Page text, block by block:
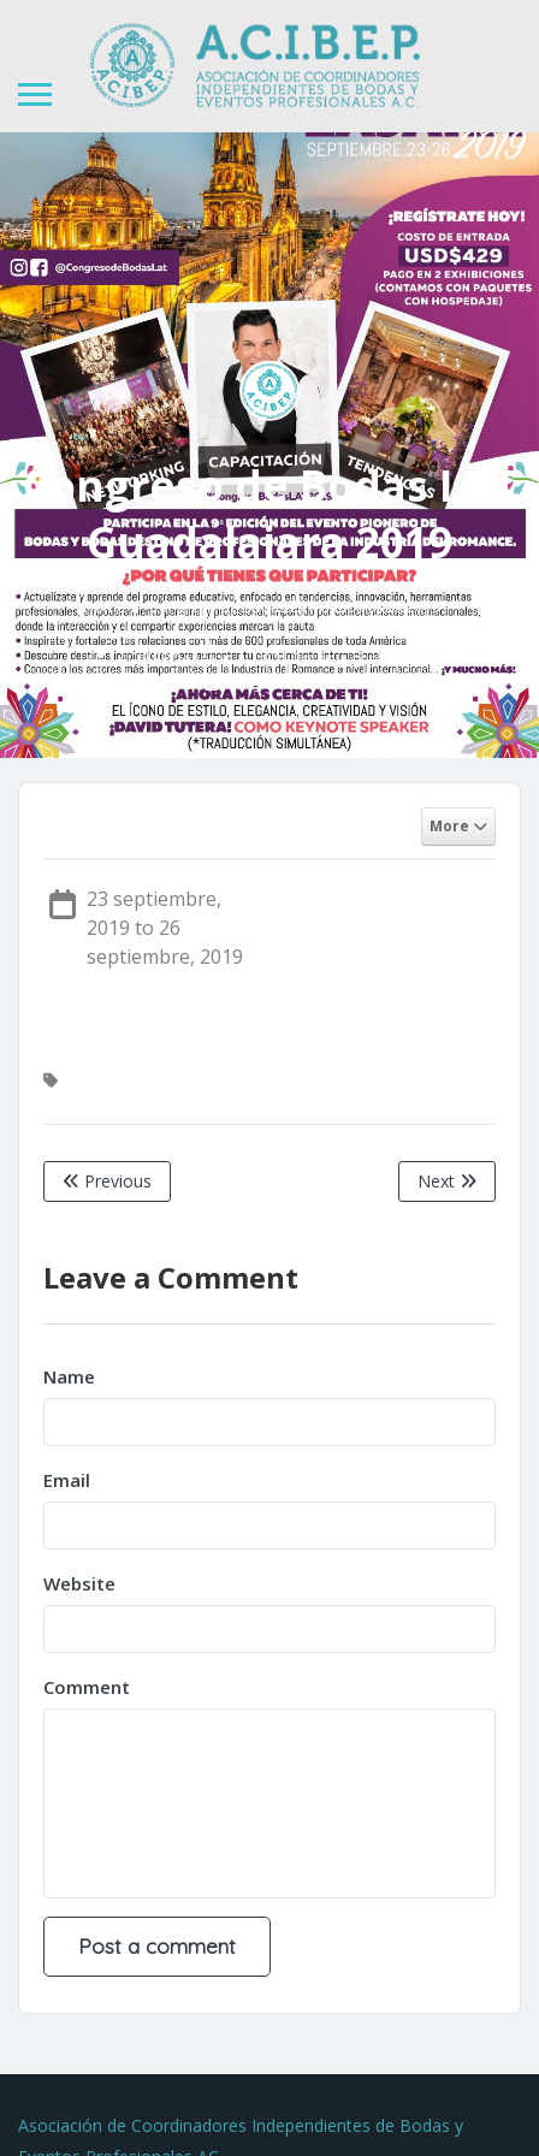
Congreso de Bodas LAT
Guadalajara 2019
Home Congreso de Bodas LAT Guadalajara 2019
ACIBEPDevelop
No hay comentarios
5 agosto, 2019
More
23 septiembre,
2019 to 26
septiembre, 2019
Previous Next
Leave a Comment
Name
Email
Website
Comment
Asociación de Coordinadores Independientes de Bodas y